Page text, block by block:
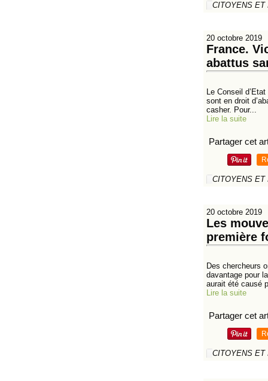
CITOYENS ET
20 octobre 2019
France.
abattus
Le Conseil
sont en droit
casher. Pour...
Lire la suite
Partager cet
CITOYENS ET
20 octobre 2019
Les
première
Des chercheurs
davantage pour
aurait été causé
Lire la suite
Partager cet
CITOYENS ET